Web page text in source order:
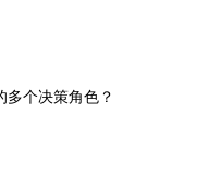
多个决策角色？